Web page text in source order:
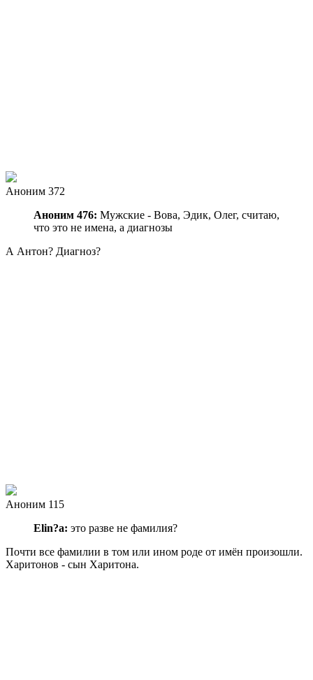
Аноним 372
Аноним 476: Мужские - Вова, Эдик, Олег, считаю,
что это не имена, а диагнозы
А Антон? Диагноз?
Аноним 115
Elin?a: это разве не фамилия?
Почти все фамилии в том или ином роде от имён произошли.
Харитонов - сын Харитона.